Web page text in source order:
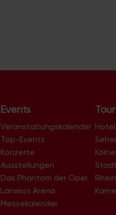
t
t
u
n
g
-
N
a
Events
Veranstaltungskalender
Top-Events
Konzerte
Ausstellungen
Das Phantom der Oper
Lanxess Arena
Messekalender